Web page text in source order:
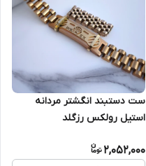
ست دستبند انگشتر مردانه
استیل رولکس رزگلد
2,052,000